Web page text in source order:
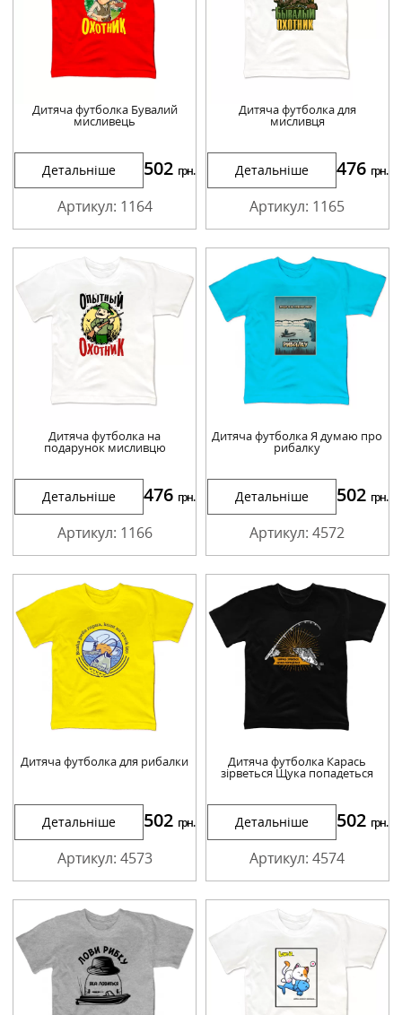
Дитяча футболка Бувалий
мисливець
Детальніше 502 грн.
Артикул: 1164
Дитяча футболка для
мисливця
Детальніше 476 грн.
Артикул: 1165
Дитяча футболка на
подарунок мисливцю
Детальніше 476 грн.
Артикул: 1166
Дитяча футболка Я думаю про
рибалку
Детальніше 502 грн.
Артикул: 4572
Дитяча футболка для рибалки
Детальніше 502 грн.
Артикул: 4573
Дитяча футболка Карась
зірветься Щука попадеться
Детальніше 502 грн.
Артикул: 4574